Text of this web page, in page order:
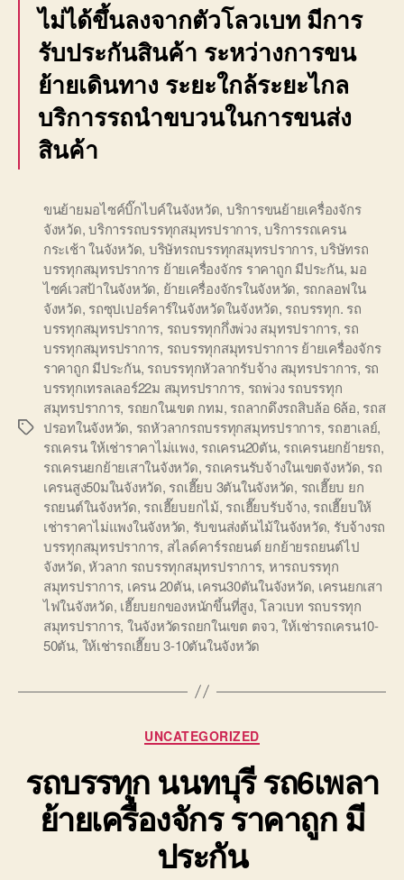
ไม่ได้ขึ้นลงจากตัวโลวเบท มีการ
รับประกันสินค้า ระหว่างการขน
ย้ายเดินทาง ระยะใกล้ระยะไกล
บริการรถนำขบวนในการขนส่ง
สินค้า
Tags
ขนย้ายมอไซค์บิ๊กไบค์ในจังหวัด, บริการขนย้ายเครื่องจักร
จังหวัด,บริการรถบรรทุกสมุทรปราการ,บริการรถเครน
กระเช้า ในจังหวัด, บริษัทรถบรรทุกสมุทรปราการ,บริษัทรถ
บรรทุกสมุทรปราการ ย้ายเครื่องจักร ราคาถูก มีประกัน, มอ
ไซค์เวสป้าในจังหวัด, ย้ายเครื่องจักรในจังหวัด, รถกลอฟใน
จังหวัด, รถซุปเปอร์คาร์ในจังหวัดในจังหวัด, รถบรรทุก. รถ
บรรทุกสมุทรปราการ, รถบรรทุกกึ่งพ่วง สมุทรปราการ, รถ
บรรทุกสมุทรปราการ, รถบรรทุกสมุทรปราการ ย้ายเครื่องจักร
ราคาถูก มีประกัน, รถบรรทุกหัวลากรับจ้าง สมุทรปราการ, รถ
บรรทุกเทรลเลอร์22ม สมุทรปราการ, รถพ่วง รถบรรทุก
สมุทรปราการ, รถยกในเขต กทม, รถลากดึงรถสิบล้อ 6ล้อ, รถส
ปรอทในจังหวัด, รถหัวลากรถบรรทุกสมุทรปราการ, รถฮาเลย์,
รถเครน ให้เช่าราคาไม่แพง, รถเครน20ตัน, รถเครนยกย้ายรถ,
รถเครนยกย้ายเสาในจังหวัด, รถเครนรับจ้างในเขตจังหวัด, รถ
เครนสูง50มในจังหวัด, รถเฮี๊ยบ 3ตันในจังหวัด, รถเฮี๊ยบ ยก
รถยนต์ในจังหวัด, รถเฮี๊ยบยกไม้, รถเฮี๊ยบรับจ้าง, รถเฮี๊ยบให้
เช่าราคาไม่แพงในจังหวัด, รับขนส่งต้นไม้ในจังหวัด, รับจ้างรถ
บรรทุกสมุทรปราการ, สไลด์คาร์รถยนต์ ยกย้ายรถยนต์ไป
จังหวัด,หัวลาก รถบรรทุกสมุทรปราการ, หารถบรรทุก
สมุทรปราการ, เครน 20ตัน, เครน30ตันในจังหวัด, เครนยกเสา
ไฟในจังหวัด, เฮี๊ยบยกของหนักขึ้นที่สูง,โลวเบท รถบรรทุก
สมุทรปราการ, ในจังหวัดรถยกในเขต ตจว,ให้เช่ารถเครน10-
50ตัน, ให้เช่ารถเฮี๊ยบ 3-10ตันในจังหวัด
Categories
UNCATEGORIZED
รถบรรทุก นนทบุรี รถ6เพลา
ย้ายเครื่องจักร ราคาถูก มี
ประกัน